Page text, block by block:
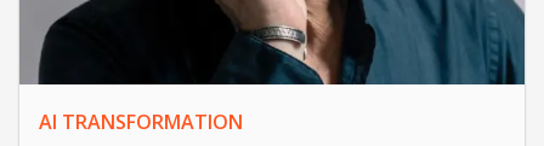
AI TRANSFORMATION